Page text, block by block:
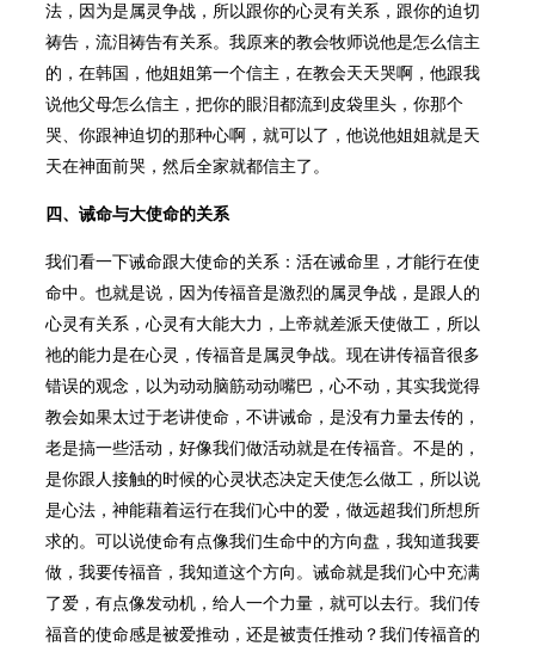
法，因为是属灵争战，所以跟你的心灵有关系，跟你的迫切
祷告，流泪祷告有关系。我原来的教会牧师说他是怎么信主
的，在韩国，他姐姐第一个信主，在教会天天哭啊，他跟我
说他父母怎么信主，把你的眼泪都流到皮袋里头，你那个
哭、你跟神迫切的那种心啊，就可以了，他说他姐姐就是天
天在神面前哭，然后全家就都信主了。
四、诫命与大使命的关系
我们看一下诫命跟大使命的关系：活在诫命里，才能行在使
命中。也就是说，因为传福音是激烈的属灵争战，是跟人的
心灵有关系，心灵有大能大力，上帝就差派天使做工，所以
祂的能力是在心灵，传福音是属灵争战。现在讲传福音很多
错误的观念，以为动动脑筋动动嘴巴，心不动，其实我觉得
教会如果太过于老讲使命，不讲诫命，是没有力量去传的，
老是搞一些活动，好像我们做活动就是在传福音。不是的，
是你跟人接触的时候的心灵状态决定天使怎么做工，所以说
是心法，神能藉着运行在我们心中的爱，做远超我们所想所
求的。可以说使命有点像我们生命中的方向盘，我知道我要
做，我要传福音，我知道这个方向。诫命就是我们心中充满
了爱，有点像发动机，给人一个力量，就可以去行。我们传
福音的使命感是被爱推动，还是被责任推动？我们传福音的